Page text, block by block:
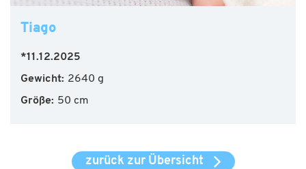
Tiago
*11.12.2025
Gewicht: 2640 g
Größe: 50 cm
zurück zur Übersicht